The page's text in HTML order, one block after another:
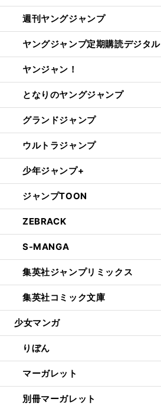
週刊ヤングジャンプ
ヤングジャンプ定期購読デジタル
ヤンジャン！
となりのヤングジャンプ
グランドジャンプ
ウルトラジャンプ
少年ジャンプ+
ジャンプTOON
ZEBRACK
S-MANGA
集英社ジャンプリミックス
集英社コミック文庫
少女マンガ
りぼん
マーガレット
別冊マーガレット